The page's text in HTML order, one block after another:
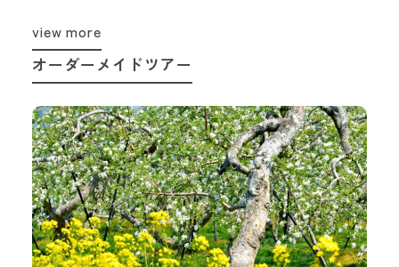
view more
オーダーメイドツアー